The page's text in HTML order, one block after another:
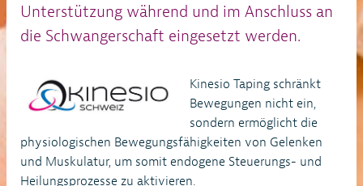
Unterstützung während und im Anschluss an
die Schwangerschaft eingesetzt werden.
Kinesio Taping schränkt
Bewegungen nicht ein,
sondern ermöglicht die
physiologischen Bewegungsfähigkeiten von Gelenken
und Muskulatur, um somit endogene Steuerungs- und
Heilungsprozesse zu aktivieren.